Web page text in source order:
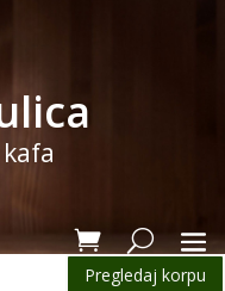
Pregledaj korpu